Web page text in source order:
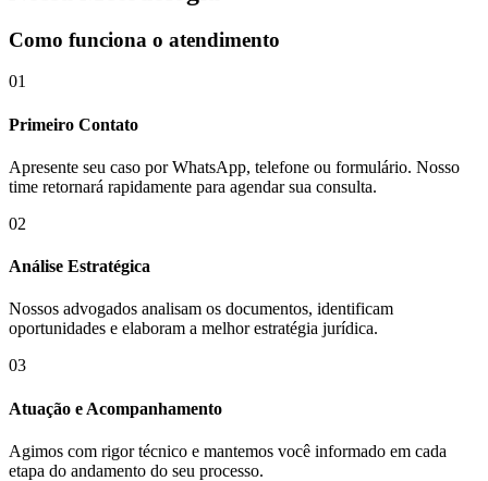
Como funciona o atendimento
01
Primeiro Contato
Apresente seu caso por WhatsApp, telefone ou formulário. Nosso
time retornará rapidamente para agendar sua consulta.
02
Análise Estratégica
Nossos advogados analisam os documentos, identificam
oportunidades e elaboram a melhor estratégia jurídica.
03
Atuação e Acompanhamento
Agimos com rigor técnico e mantemos você informado em cada
etapa do andamento do seu processo.